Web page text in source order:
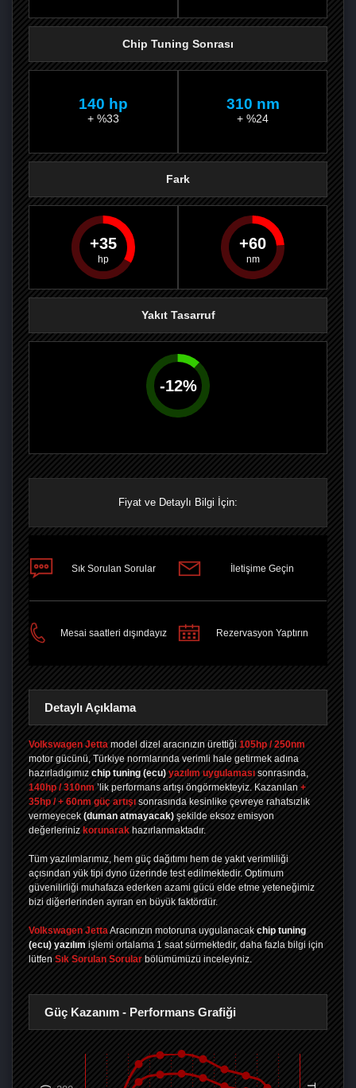
PAYLAŞPAYLAŞPLUS'TA
Chip Tuning Sonrası
140 hp
+ %33
310 nm
+ %24
Fark
35 60
Yakıt Tasarruf
-12%
Fiyat ve Detaylı Bilgi İçin:
Sık Sorulan Sorular İletişime Geçin
Mesai saatleri dışındayız Rezervasyon Yaptırın
Detaylı Açıklama
Volkswagen Jetta model dizel aracınızın ürettiği 105hp / 250nm
motor gücünü, Türkiye normlarında verimli hale getirmek adına
hazırladıgımız chip tuning (ecu) yazılım uygulaması sonrasında,
140hp / 310nm ’lik performans artışı öngörmekteyiz. Kazanılan +
35hp / + 60nm güç artışı sonrasında kesinlike çevreye rahatsızlık
vermeyecek (duman atmayacak) şekilde eksoz emisyon
değerleriniz korunarak hazırlanmaktadır.
Tüm yazılımlarımız, hem güç dağıtımı hem de yakıt verimliliği
açısından yük tipi dyno üzerinde test edilmektedir. Optimum
güvenilirliği muhafaza ederken azami gücü elde etme yeteneğimiz
bizi diğerlerinden ayıran en büyük faktördür.
Volkswagen JettaAracınızın motoruna uygulanacak chip tuning
(ecu) yazılım işlemi ortalama 1 saat sürmektedir, daha fazla bilgi için
lütfen Sık Sorulan Sorular bölümümüzü inceleyiniz.
Güç Kazanım - Performans Grafiği